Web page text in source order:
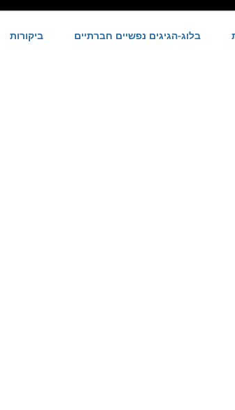
ביקורות בלוג-הגיגים נפשיים חברתיים